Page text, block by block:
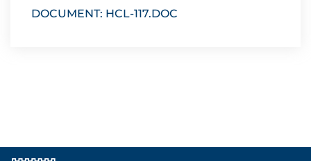
DOCUMENT: HCL-117.DOC